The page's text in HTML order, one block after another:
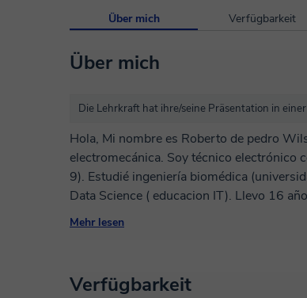
Über mich Verfügbarkeit
Über mich
Die Lehrkraft hat ihre/seine Präsentation in
Hola, Mi nombre es Roberto de pedro
electromecánica. Soy técnico electrónico
9). Estudié ingeniería biomédica (universidad favaloro), y actualmente me encuentro estudiando
Data Science ( educacion IT). Llevo 16
formación tècnica (instituto balcarce)
Mehr lesen
Verfügbarkeit